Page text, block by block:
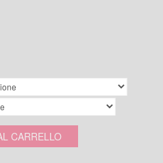
CARRELLO